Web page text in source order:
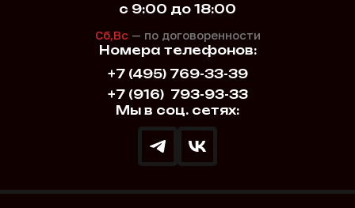
Номера телефонов:
+7 (495) 769-33-39
+7 (916) 793-93-33
с 9:00 до 18:00
Сб,Вс — по договоренности
Мы в соц. сетях: